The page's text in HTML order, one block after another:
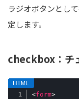
ラジオボタンとし
定します。
checkbox：チ
<form>